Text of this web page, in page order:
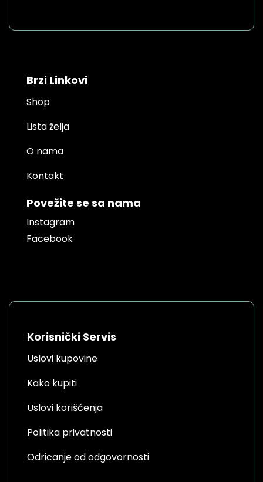
Brzi Linkovi
Shop
Lista želja
O nama
Kontakt
Povežite se sa nama
Instagram
Facebook
Korisnički Servis
Uslovi kupovine
Kako kupiti
Uslovi korišćenja
Politika privatnosti
Odricanje od odgovornosti